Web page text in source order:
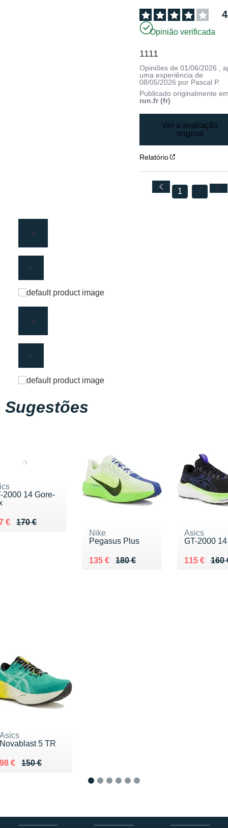
4
Opinião verificada
1111
Opiniões de01/06/2026 ,
uma experiência de
08/05/2026 por Pascal P.
Publicado originalmente
run.fr (fr)
Ver a avaliação
original
Relatório
1 7
Sugestões
2000 14 Gore-
170 €
de 170 €
€
117 €
Nike
Pegasus Plus
180 €
Au lieu de 180 €
135 €
Vendu 135 €
Asics
GT-2000 14
160
Au lieu de
115 €
Vendu 115
Asics
Novablast 5 TR
150 €
lieu de 150 €
98 € 98 €